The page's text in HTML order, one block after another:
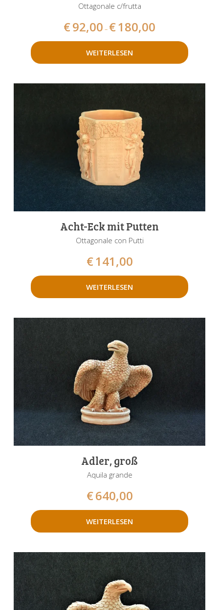
Ottagonale c/frutta
€92,00 – €180,00
WEITERLESEN
Acht-Eck mit Putten
Ottagonale con Putti
€141,00
WEITERLESEN
Adler, groß
Aquila grande
€640,00
WEITERLESEN